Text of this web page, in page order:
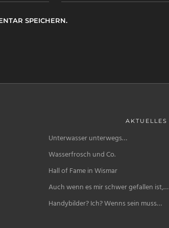
SPEICHERN.
AKTUELLES
Unterwasser unterwegs…
Wasserfrosch und Co.
Hall of Fame in Wismar
Auch wenn es mir schwer gefallen ist,…
Handybilder? Ich? Wenns sein muss…